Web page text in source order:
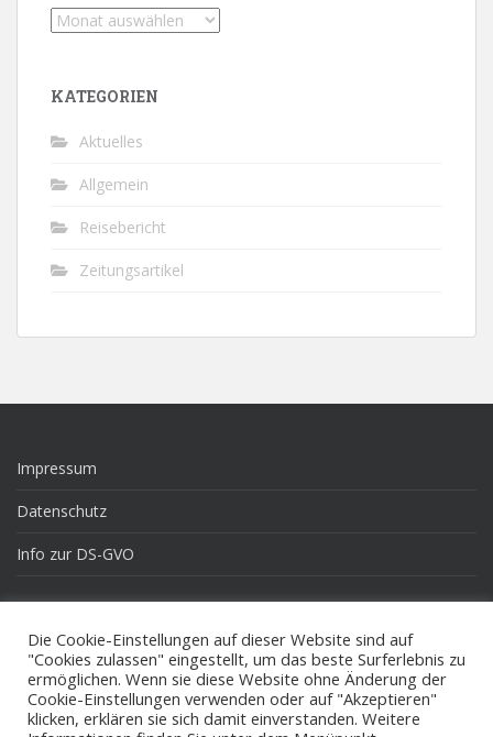
Archiv
KATEGORIEN
Aktuelles
Allgemein
Reisebericht
Zeitungsartikel
Impressum
Datenschutz
Info zur DS-GVO
Pinneberg.de
Rockville Sister Citys Corporation
Die Cookie-Einstellungen auf dieser Website sind auf
"Cookies zulassen" eingestellt, um das beste Surferlebnis zu
ermöglichen. Wenn sie diese Website ohne Änderung der
Cookie-Einstellungen verwenden oder auf "Akzeptieren"
klicken, erklären sie sich damit einverstanden. Weitere